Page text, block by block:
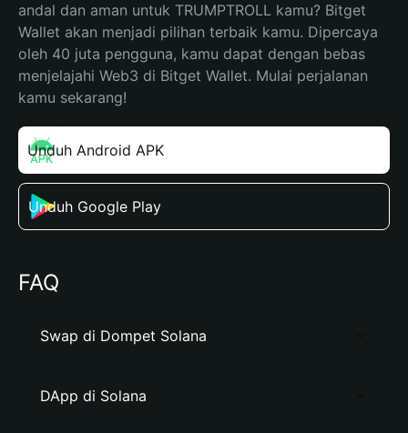
andal dan aman untuk TRUMPTROLL kamu? Bitget
Wallet akan menjadi pilihan terbaik kamu. Dipercaya
oleh 40 juta pengguna, kamu dapat dengan bebas
menjelajahi Web3 di Bitget Wallet. Mulai perjalanan
kamu sekarang!
Unduh Android APK
Unduh Google Play
FAQ
Swap di Dompet Solana
DApp di Solana